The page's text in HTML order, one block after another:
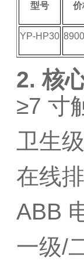
型号 价
YP-HP30
2. 核
≥7 寸
卫生
在线
ABB
一级/